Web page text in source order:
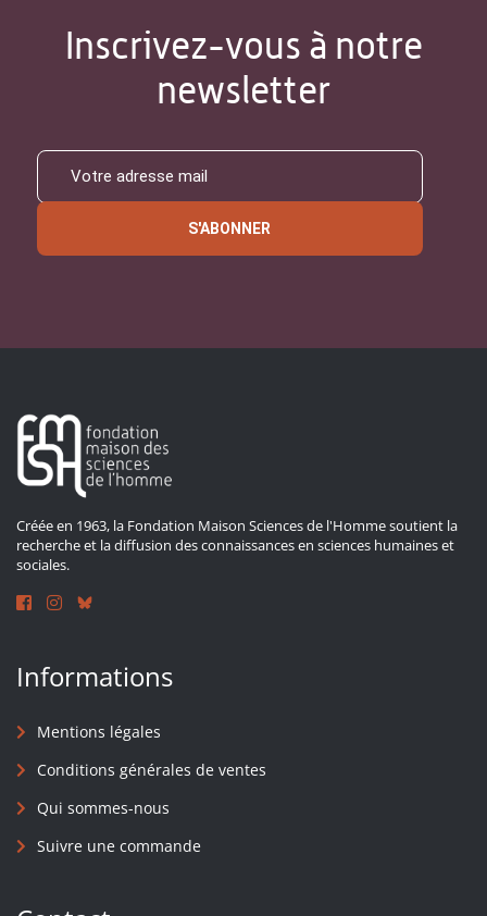
Inscrivez-vous à notre
newsletter
S'ABONNER
Créée en 1963, la Fondation Maison Sciences de l'Homme soutient la
recherche et la diffusion des connaissances en sciences humaines et
sociales.
Informations
Mentions légales
Conditions générales de ventes
Qui sommes-nous
Suivre une commande